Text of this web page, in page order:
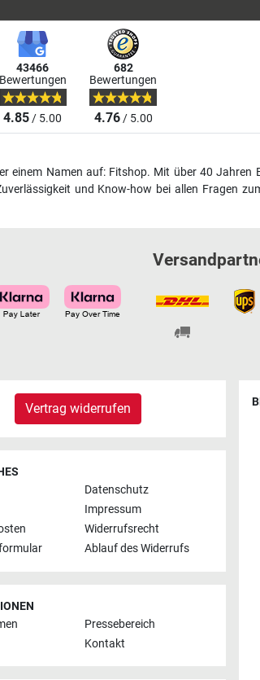
43466
Bewertungen
4.85/ 5.00
682
Bewertungen
4.76/ 5.00
einem Namen auf: Fitshop. Mit über 40
und Know-how bei allen Fragen
Vertrag widerrufen
Datenschutz
Impressum
Widerrufsrecht
Ablauf des Widerrufs
Pressebereich
Kontakt